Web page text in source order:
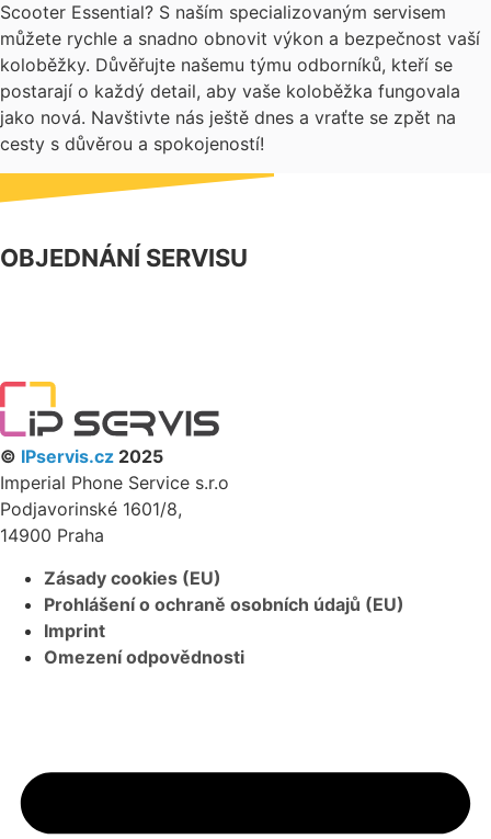
Scooter Essential? S naším specializovaným servisem
můžete rychle a snadno obnovit výkon a bezpečnost vaší
koloběžky. Důvěřujte našemu týmu odborníků, kteří se
postarají o každý detail, aby vaše koloběžka fungovala
jako nová. Navštivte nás ještě dnes a vraťte se zpět na
cesty s důvěrou a spokojeností!
OBJEDNÁNÍ SERVISU
© IPservis.cz 2025
Imperial Phone Service s.r.o
Podjavorinské 1601/8,
14900 Praha
Zásady cookies (EU)
Prohlášení o ochraně osobních údajů (EU)
Imprint
Omezení odpovědnosti